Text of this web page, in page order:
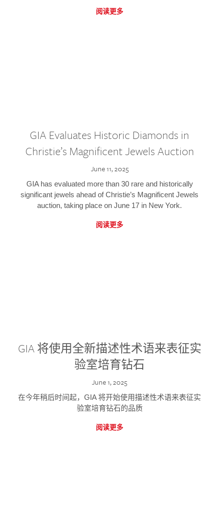
阅读更多
GIA Evaluates Historic Diamonds in
Christie’s Magnificent Jewels Auction
June 11, 2025
GIA has evaluated more than 30 rare and historically
significant jewels ahead of Christie’s Magnificent Jewels
auction, taking place on June 17 in New York.
阅读更多
GIA 将使用全新描述性术语来表征实
验室培育钻石
June 1, 2025
在今年稍后时间起，GIA 将开始使用描述性术语来表征实
验室培育钻石的品质
阅读更多